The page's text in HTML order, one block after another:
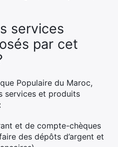
services
par cet
Populaire du Maroc,
services et produits
et de compte-chèques
des dépôts d’argent et